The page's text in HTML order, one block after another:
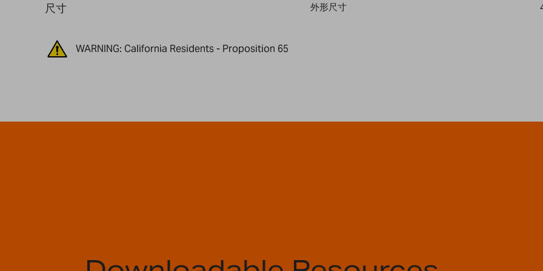
尺寸 外形尺寸
WARNING: California Residents - Proposition 65